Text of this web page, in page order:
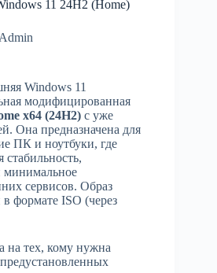
11 24H2 (Home)
модифицированная
x64 (24H2) с уже
Она предназначена для
ПК и ноутбуки, где
стабильность,
минимальное
сервисов. Образ
в формате ISO (через
на тех, кому нужна